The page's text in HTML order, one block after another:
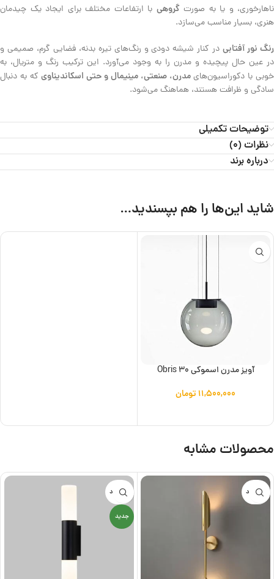
ناهارخوری، و یا به صورت گروهی با ارتفاعات مختلف برای ایجاد یک چیدمان
هنری، بسیار مناسب می‌سازد.
رنگ نور آفتابیدر کنار شیشه دودی و رنگ‌های تیره بدنه، فضایی گرم، صمیمی و
در عین حال پیچیده و مدرن را به وجود می‌آورد. این ترکیب رنگ و متریال، به
خوبی با دکوراسیون‌هایمدرن، صنعتی، مینیمال و حتی اسکاندیناویکه به دنبال
سادگی و ظرافت هستند، هماهنگ می‌شود.
توضیحات تکمیلی
نظرات (0)
درباره برند
شاید این‌ها را هم بپسندید…
آویز مدرن اسموکی Obris 30
۱۱,۵۰۰,۰۰۰ تومان
محصولات مشابه
ناموجود ناموجود
جدید